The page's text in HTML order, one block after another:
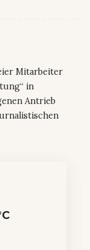
Mitarbeiter
in
Antrieb